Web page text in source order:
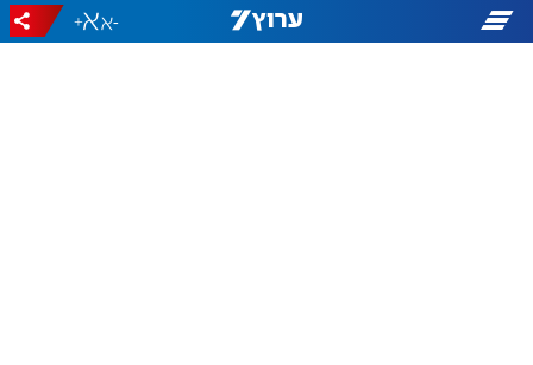
-
+